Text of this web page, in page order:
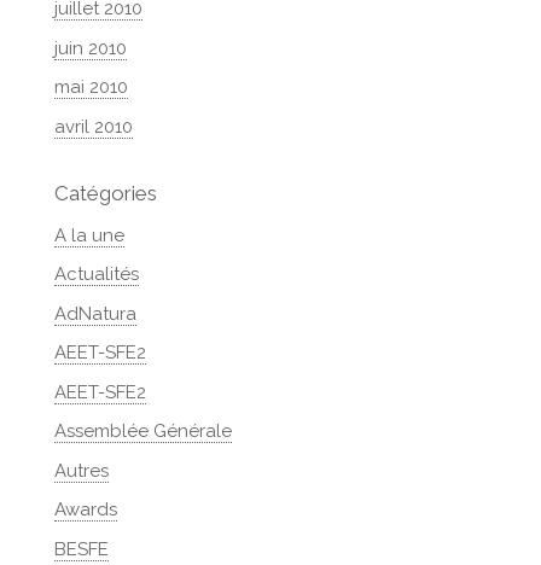
juillet 2010
juin 2010
mai 2010
avril 2010
Catégories
A la une
Actualités
AdNatura
AEET-SFE2
AEET-SFE2
Assemblée Générale
Autres
Awards
BESFE